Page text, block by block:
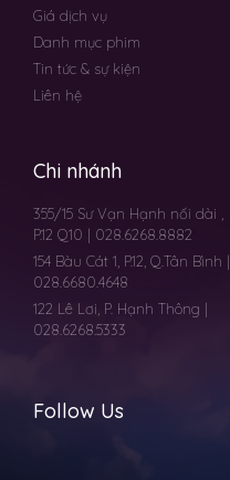
Giá dịch vụ
Danh mục phim
Tin tức & sự kiện
Liên hệ
Chi nhánh
355/15 Sư Vạn Hạnh nối dài ,
P.12 Q10 | 028.6268.8882
154 Bàu Cát 1, P.12, Q.Tân Bình |
028.6680.4648
122 Lê Lơi, P. Hạnh Thông |
028.6268.5333
Follow Us